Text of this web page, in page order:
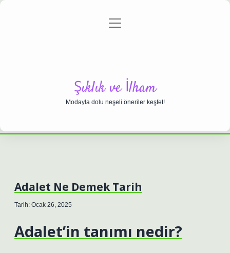
Gizlilik Politikası
menüyü
Şıklık ve İlham
Modayla dolu neşeli öneriler keşfet!
Adalet Ne Demek Tarih
Tarih: Ocak 26, 2025
Adalet’in tanımı nedir?